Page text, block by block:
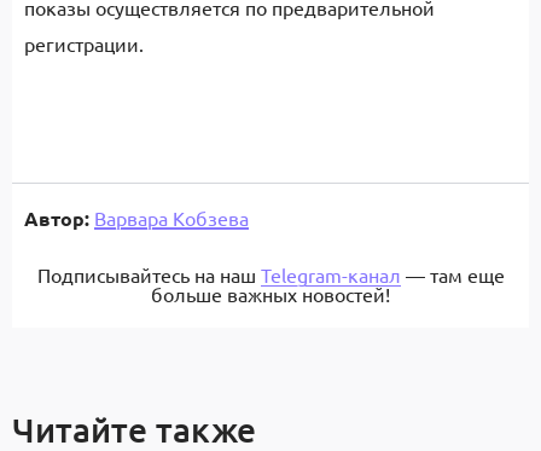
показы осуществляется по предварительной
регистрации.
Автор: Варвара Кобзева
Подписывайтесь на наш Telegram-канал — там еще
больше важных новостей!
Читайте также